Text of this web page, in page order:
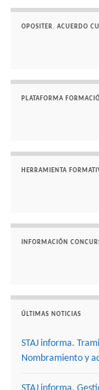
OPOSITER. ACUERDO
PLATAFORMA
HERRAMIENTA
INFORMACIÓN
ÚLTIMAS NOTICIAS
STAJ informa.
Nombramiento y